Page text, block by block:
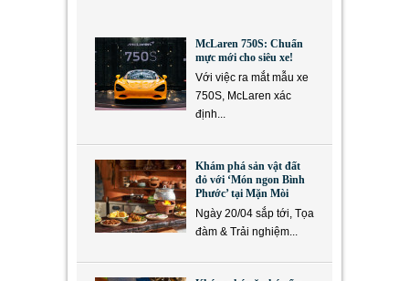
McLaren 750S: Chuẩn
mực mới cho siêu xe!
Với việc ra mắt mẫu xe
750S, McLaren xác
định...
Khám phá sản vật đất
đỏ với ‘Món ngon Bình
Phước’ tại Mặn Mòi
Ngày 20/04 sắp tới, Tọa
đàm & Trải nghiệm...